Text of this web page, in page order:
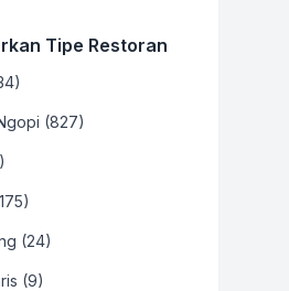
Tipe Restoran
(827)
(24)
(9)